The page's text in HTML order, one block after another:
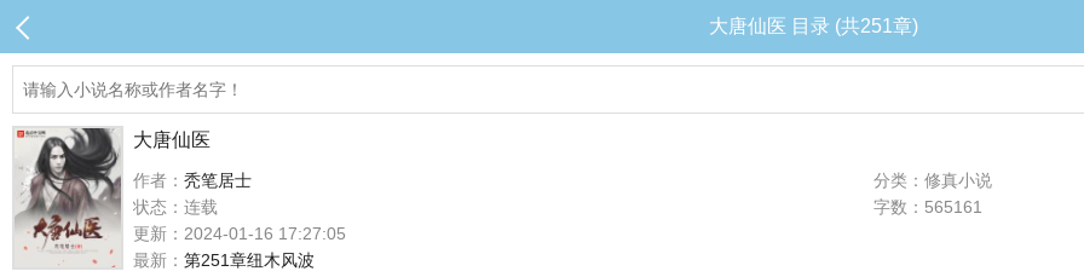
大唐仙医 目录 (共251章)
大唐仙医
作者： 秃笔居士
分类：修真小说
状态：连载
字数：565161
更新：2024-01-16 17:27:05
最新： 第251章纽木风波